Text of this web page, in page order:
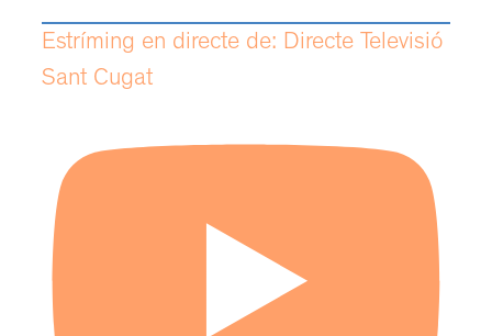
Estríming en directe de: Directe Televisió
Sant Cugat